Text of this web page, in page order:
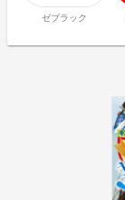
ゼブラック